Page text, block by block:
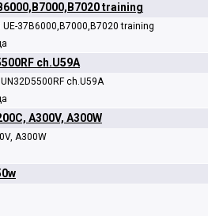
training
37B6000,B7000,B7020 training
ch.U59A
ch.U59A
A300V, A300W
A300W